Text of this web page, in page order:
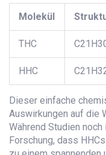
Molekül
THC
HHC
Dieser einfache
Auswirkungen auf die
Während Studien
Forschung, dass